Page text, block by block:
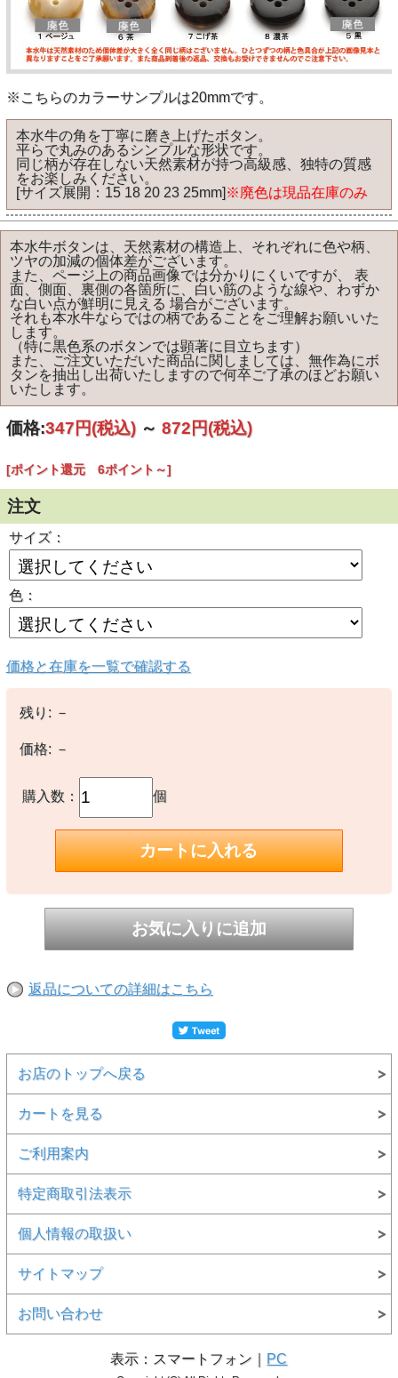
※こちらのカラーサンプルは20mmです。
本水牛の角を丁寧に磨き上げたボタン。
平らで丸みのあるシンプルな形状です。
同じ柄が存在しない天然素材が持つ高級感、独特の質感
をお楽しみください。
[サイズ展開：15 18 20 23 25mm] ※廃色は現品在庫のみ
本水牛ボタンは、天然素材の構造上、それぞれに色や柄、
ツヤの加減の個体差がございます。
また、ページ上の商品画像では分かりにくいですが、 表
面、側面、裏側の各箇所に、白い筋のような線や、わずか
な白い点が鮮明に見える 場合がございます。
それも本水牛ならではの柄であることをご理解お願いいた
します。
（特に黒色系のボタンでは顕著に目立ちます）
また、ご注文いただいた商品に関しましては、無作為にボ
タンを抽出し出荷いたしますので何卒ご了承のほどお願い
いたします。
価格:347円(税込) ～ 872円(税込)
[ポイント還元 6ポイント～]
注文
サイズ：
色：
価格と在庫を一覧で確認する
残り: －
価格:－
購入数： 個
返品についての詳細はこちら
お店のトップへ戻る
カートを見る
ご利用案内
特定商取引法表示
個人情報の取扱い
サイトマップ
お問い合わせ
表示：スマートフォン｜ PC